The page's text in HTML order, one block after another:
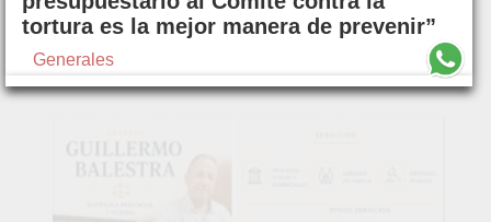
tortura es la mejor manera de prevenir”
Generales